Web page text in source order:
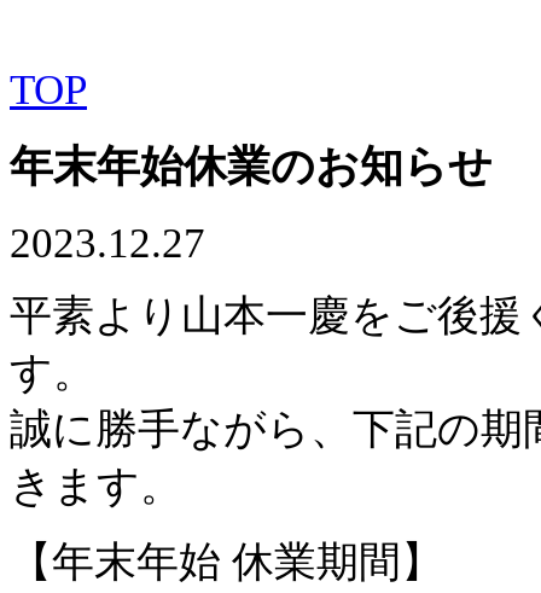
TOP
年末年始休業のお知らせ
2023.12.27
平素より山本一慶をご後
す。
誠に勝手ながら、下記の
きます。
【年末年始 休業期間】